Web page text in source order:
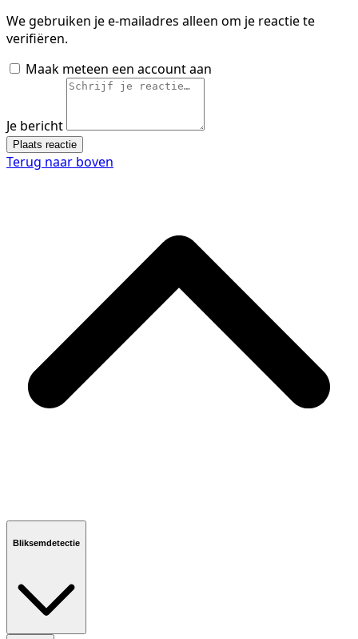
We gebruiken je e-mailadres alleen om je reactie te
verifiëren.
Maak meteen een account aan
Je bericht
Plaats reactie
Terug naar boven
Bliksemdetectie